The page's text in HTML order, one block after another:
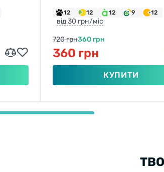
12 12 12 9 12
від 30 грн/міс
720 грн360 грн
360 грн
КУПИТИ